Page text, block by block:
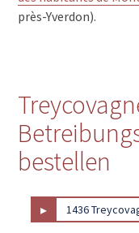
près-Yverdon).
bestellen
▸ 1436